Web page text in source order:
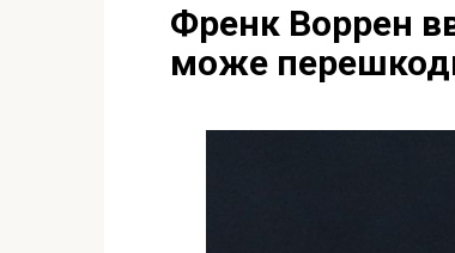
Френк Воррен
може